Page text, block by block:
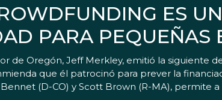
ES
PARA PEQUEÑAS
de Oregón, Jeff Merkley, emitió la
que él patrocinó para prever la
(D-CO) y Scott Brown (R-MA), permite